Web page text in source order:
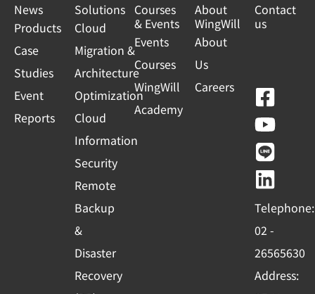
News
Products
Case
Studies
Event
Reports
Solutions
Cloud
Migration &
Architecture
Optimization
Cloud
Information
Security
Remote
Backup
&
Disaster
Recovery
Courses
& Events
Events
Courses
WingWill
Academy
About
WingWill
About
Us
Careers
Contact
us
F
a
c
e
b
o
o
k
-
s
Y
o
u
t
u
b
e
L
i
n
e
L
i
n
k
e
d
i
n
Telephone:
02 -
26565630
Address: